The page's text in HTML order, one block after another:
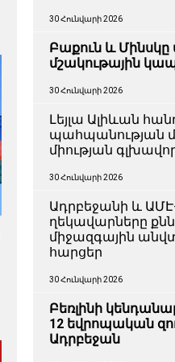
30 Հունվարի 2026
Բաքուն և
մշակութային
30 Հունվարի 2026
Լեյլա Ալիևան
պահպանության
միության
30 Հունվարի 2026
Ադրբեջանի և
ղեկավարները
միջազգային
հարցեր
30 Հունվարի 2026
Բեռլինի
12 եվրոպական
Ադրբեջան